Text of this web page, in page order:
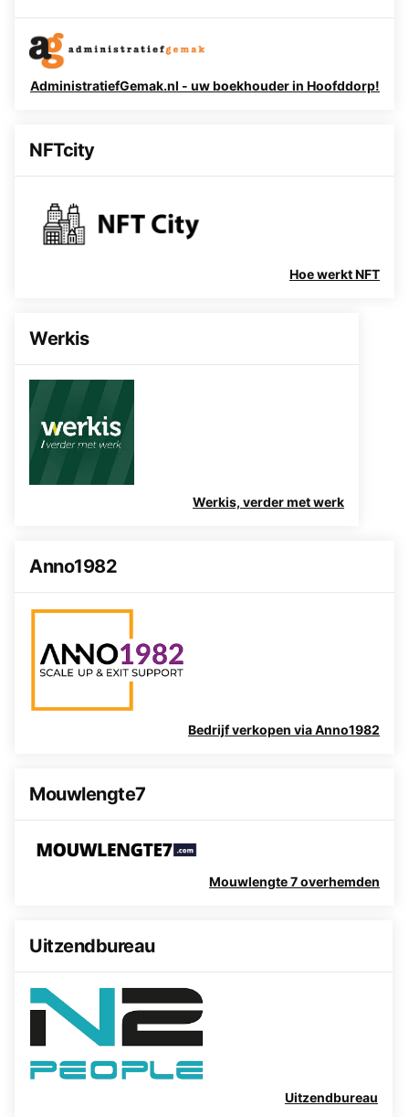
AdministratiefGemak.nl - uw boekhouder in Hoofddorp!
NFTcity
Hoe werkt NFT
Werkis
Werkis, verder met werk
Anno1982
Bedrijf verkopen via Anno1982
Mouwlengte7
Mouwlengte 7 overhemden
Uitzendbureau
Uitzendbureau